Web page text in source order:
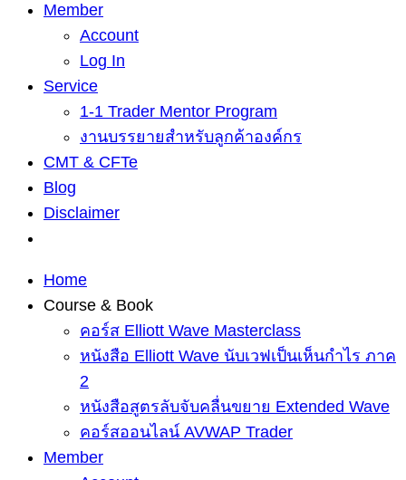
Member
Account
Log In
Service
1-1 Trader Mentor Program
งานบรรยายสำหรับลูกค้าองค์กร
CMT & CFTe
Blog
Disclaimer
Home
Course & Book
คอร์ส Elliott Wave Masterclass
หนังสือ Elliott Wave นับเวฟเป็นเห็นกำไร ภาค
2
หนังสือสูตรลับจับคลื่นขยาย Extended Wave
คอร์สออนไลน์ AVWAP Trader
Member